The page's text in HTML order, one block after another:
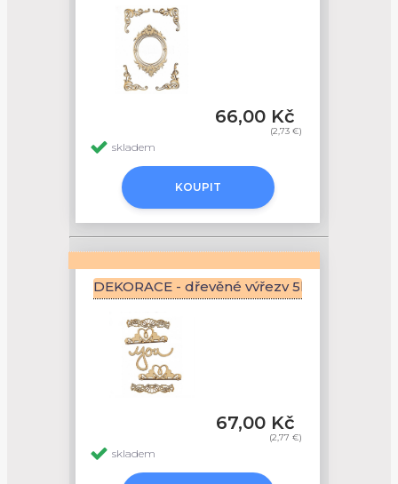
66,00 Kč
(2,73 €)
skladem
KOUPIT
DEKORACE - dřevěné výřezy 5ks -
67,00 Kč
(2,77 €)
skladem